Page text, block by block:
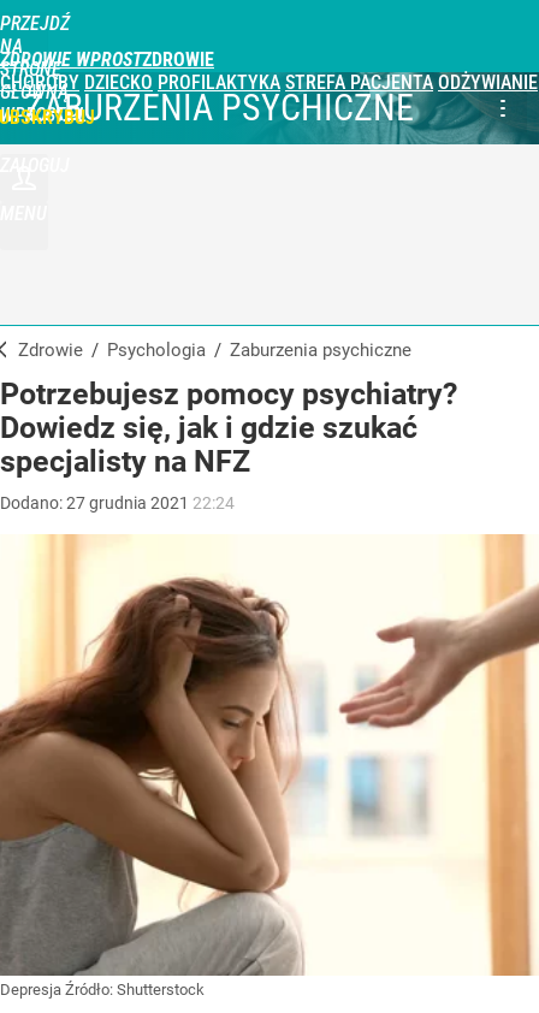
PRZEJDŹ
NA
STRONĘ
GŁÓWNĄ
WPROST.PL
ZDROWIE WPROST
CHOROBY DZIECKO PROFILAKTYKA STREFA PACJENTA ODŻYWIANIE
ZABURZENIA PSYCHICZNE
Zdrowie / Psychologia / Zaburzenia psychiczne
Potrzebujesz pomocy psychiatry?
Dowiedz się, jak i gdzie szukać
specjalisty na NFZ
Dodano:27grudnia 2021 22:24
Depresja Źródło: Shutterstock